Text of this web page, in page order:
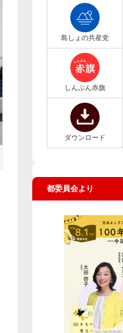
島しょの共産党
しんぶん赤旗
ダウンロード
都委員会より